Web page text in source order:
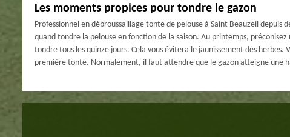
Les moments propices pour tondre le gazon
Professionnel en débroussaillage tonte de pelouse à Saint Beauzeil depuis
quand tondre la pelouse en fonction de la saison. Au printemps,
tondre tous les quinze jours. Cela vous évitera le jaunissement des herbes.
première tonte. Normalement, il faut attendre que le gazon atteigne une